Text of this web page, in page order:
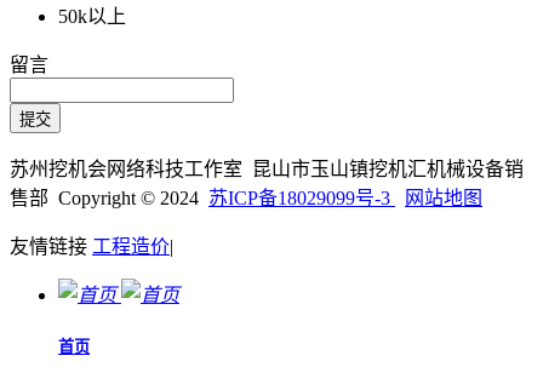
50k以上
留言
苏州挖机会网络科技工作室 昆山市玉山镇挖机汇机械设备销
售部 Copyright © 2024 苏ICP备18029099号-3 网站地图
友情链接 工程造价|
首页